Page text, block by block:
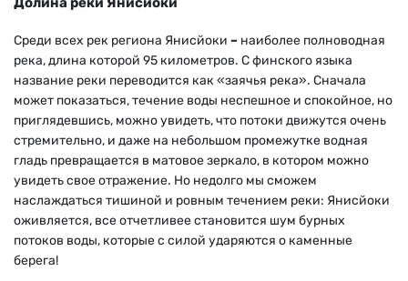
Среди всех рек региона Янисйоки – наиболее полноводная
река, длина которой 95 километров. С финского языка
название реки переводится как «заячья река». Сначала
может показаться, течение воды неспешное и спокойное, но
приглядевшись, можно увидеть, что потоки движутся очень
стремительно, и даже на небольшом промежутке водная
гладь превращается в матовое зеркало, в котором можно
увидеть свое отражение. Но недолго мы сможем
наслаждаться тишиной и ровным течением реки: Янисйоки
оживляется, все отчетливее становится шум бурных
потоков воды, которые с силой ударяются о каменные
берега!